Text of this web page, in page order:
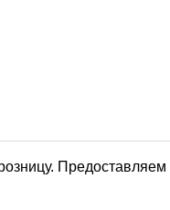
Предоставляем